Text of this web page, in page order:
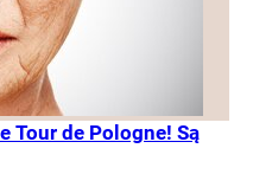
Tour de Pologne! Są